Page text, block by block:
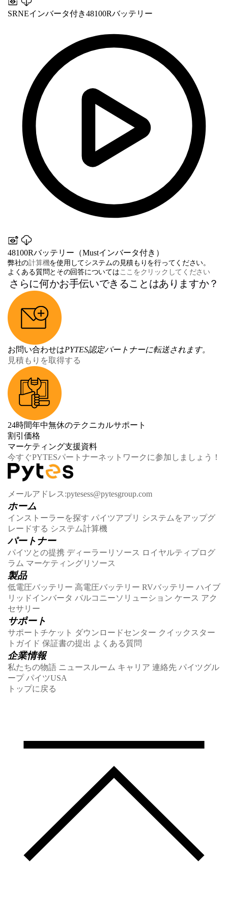
SRNEインバータ付き48100Rバッテリー
48100Rバッテリー（Mustインバータ付き）
弊社の計算機を使用してシステムの見積もりを行ってください。
よくある質問とその回答については ここをクリックしてください
さらに何かお手伝いできることはありますか？
お問い合わせはPYTES認定パートナーに転送されます。
見積もりを取得する
24時間年中無休のテクニカルサポート
割引価格
マーケティング支援資料
今すぐPYTESパートナーネットワークに参加しましょう！
メールアドレス:pytesess@pytesgroup.com
ホーム
インストーラーを探す パイツアプリ システムをアップグ
レードする システム計算機
パートナー
パイツとの提携 ディーラーリソース ロイヤルティプログ
ラム マーケティングリソース
製品
低電圧バッテリー 高電圧バッテリー RVバッテリー ハイブ
リッドインバータ バルコニーソリューション ケース アク
セサリー
サポート
サポートチケット ダウンロードセンター クイックスター
トガイド 保証書の提出 よくある質問
企業情報
私たちの物語 ニュースルーム キャリア 連絡先 パイツグル
ープ パイツUSA
トップに戻る